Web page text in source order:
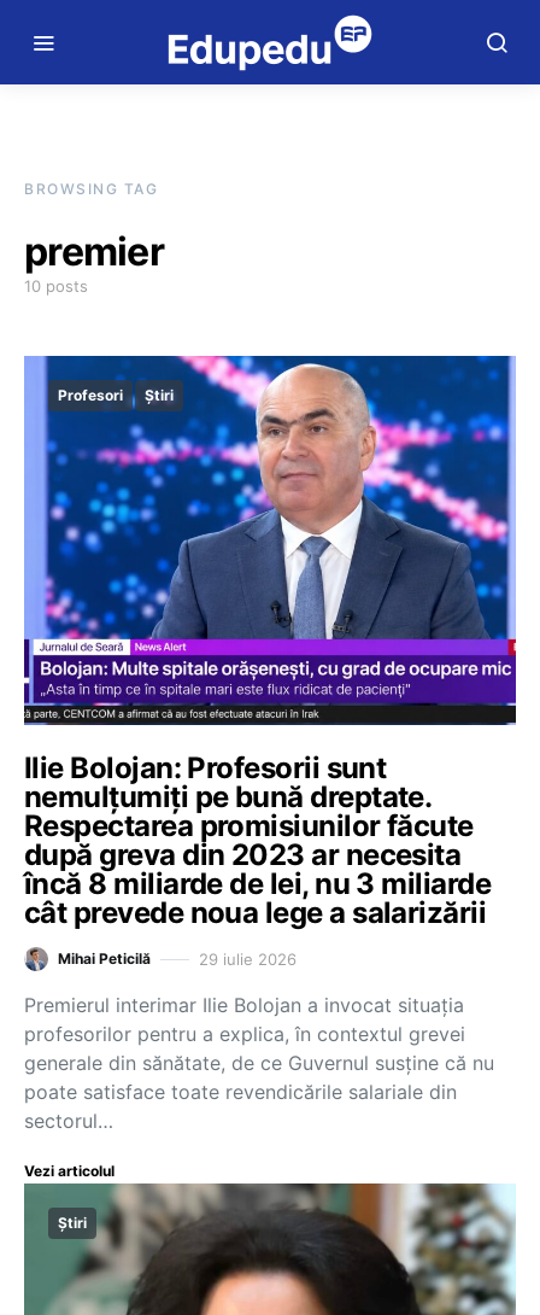
BROWSING TAG
premier
10 posts
Profesori Știri
Ilie Bolojan: Profesorii sunt
nemulțumiți pe bună dreptate.
Respectarea promisiunilor făcute
după greva din 2023 ar necesita
încă 8 miliarde de lei, nu 3 miliarde
cât prevede noua lege a salarizării
Mihai Peticilă 29 iulie 2026
Premierul interimar Ilie Bolojan a invocat situația
profesorilor pentru a explica, în contextul grevei
generale din sănătate, de ce Guvernul susține că nu
poate satisface toate revendicările salariale din
sectorul…
Vezi articolul
Știri